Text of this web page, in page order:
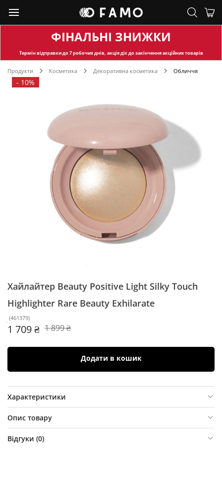
ФІНАЛЬНІ ЗНИЖКИ
Термін відправкидо 7 робочих днів, акція діє до закінчення акційних товарів
Продукти Косметика Декоративна косметика Обличчя
- 10%
Хайлайтер Beauty Positive Light Silky Touch
Highlighter Rare Beauty Exhilarate
(461379)
1 709 ₴ 1 899 ₴
Додати в кошик
Характеристики
Опис товару
Відгуки (0)